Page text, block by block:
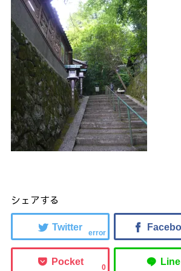
シェアする
error
0